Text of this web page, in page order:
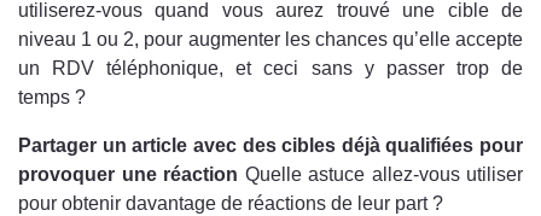
utiliserez-vous quand vous aurez trouvé une cible de
niveau 1 ou 2, pour augmenter les chances qu’elle accepte
un RDV téléphonique, et ceci sans y passer trop de
temps ?
Partager un article avec des cibles déjà qualifiées pour
provoquer une réaction Quelle astuce allez-vous utiliser
pour obtenir davantage de réactions de leur part ?